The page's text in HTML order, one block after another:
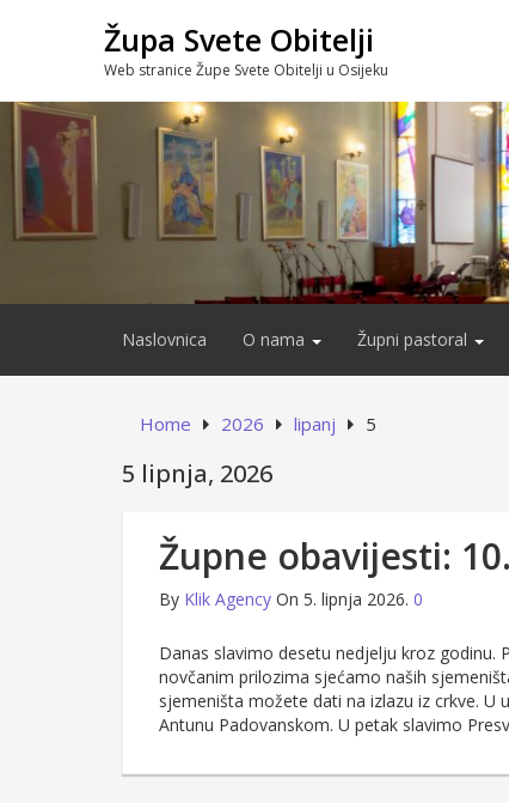
Župa Svete Obitelji
Web stranice Župe Svete Obitelji u Osijeku
Naslovnica O nama Župni pastoral
Home 2026 lipanj 5
5 lipnja, 2026
Župne obavijesti:
By Klik Agency On 5. lipnja 2026. 0
Danas slavimo desetu nedjelju kroz
novčanim prilozima sjećamo naših
sjemeništa možete dati na izlazu iz crkve.
Antunu Padovanskom. U petak slavimo